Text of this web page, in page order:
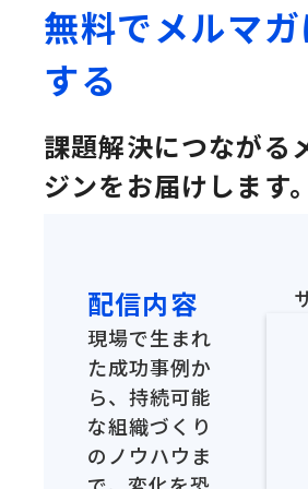
無料でメルマ
する
課題解決につながる
ジンをお届けします。
配信内容
現場で生まれ
た成功事例か
ら、持続可能
な組織づくり
のノウハウま